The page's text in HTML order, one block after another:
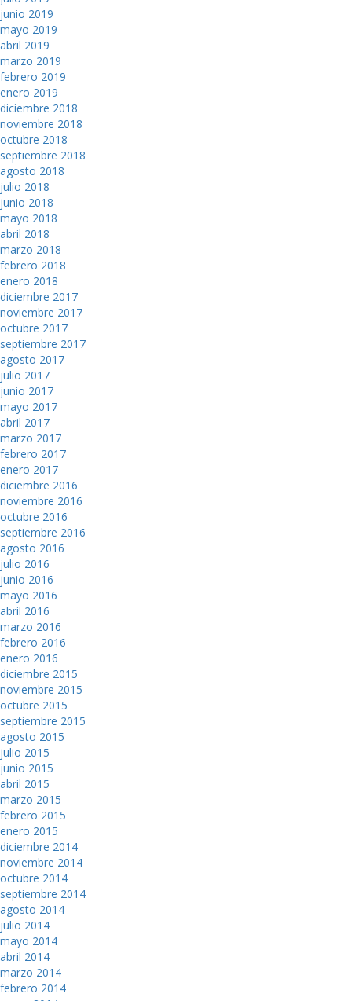
junio 2019
mayo 2019
abril 2019
marzo 2019
febrero 2019
enero 2019
diciembre 2018
noviembre 2018
octubre 2018
septiembre 2018
agosto 2018
julio 2018
junio 2018
mayo 2018
abril 2018
marzo 2018
febrero 2018
enero 2018
diciembre 2017
noviembre 2017
octubre 2017
septiembre 2017
agosto 2017
julio 2017
junio 2017
mayo 2017
abril 2017
marzo 2017
febrero 2017
enero 2017
diciembre 2016
noviembre 2016
octubre 2016
septiembre 2016
agosto 2016
julio 2016
junio 2016
mayo 2016
abril 2016
marzo 2016
febrero 2016
enero 2016
diciembre 2015
noviembre 2015
octubre 2015
septiembre 2015
agosto 2015
julio 2015
junio 2015
abril 2015
marzo 2015
febrero 2015
enero 2015
diciembre 2014
noviembre 2014
octubre 2014
septiembre 2014
agosto 2014
julio 2014
mayo 2014
abril 2014
marzo 2014
febrero 2014